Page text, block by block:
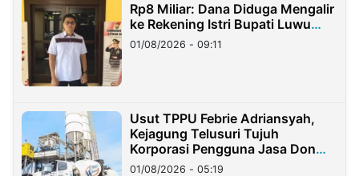
Rp8 Miliar: Dana Diduga Mengalir
ke Rekening Istri Bupati Luwu
Timur
01/08/2026 - 09:11
Usut TPPU Febrie Adriansyah,
Kejagung Telusuri Tujuh
Korporasi Pengguna Jasa Don
Ritto
01/08/2026 - 05:19